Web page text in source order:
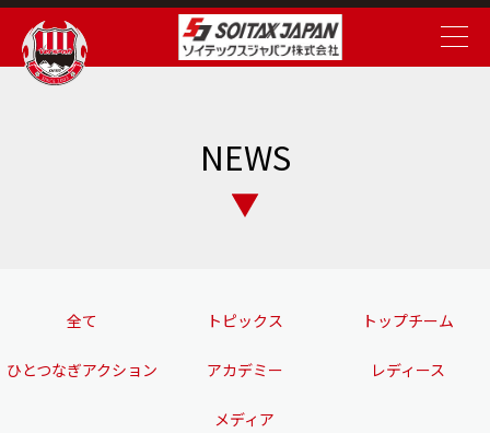
NEWS
全て トピックス トップチーム
ひとつなぎアクション アカデミー レディース
メディア